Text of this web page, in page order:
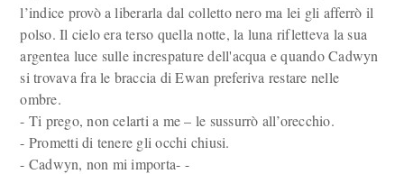
l’indice provò a liberarla dal colletto nero ma lei gli afferrò il
polso. Il cielo era terso quella notte, la luna rifletteva la sua
argentea luce sulle increspature dell'acqua e quando Cadwyn
si trovava fra le braccia di Ewan preferiva restare nelle
ombre.
- Ti prego, non celarti a me – le sussurrò all’orecchio.
- Prometti di tenere gli occhi chiusi.
- Cadwyn, non mi importa- -